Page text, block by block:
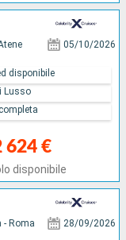
05/10/2026
624 €
disponibile
disponibile
Lusso
- Roma 28/09/2026